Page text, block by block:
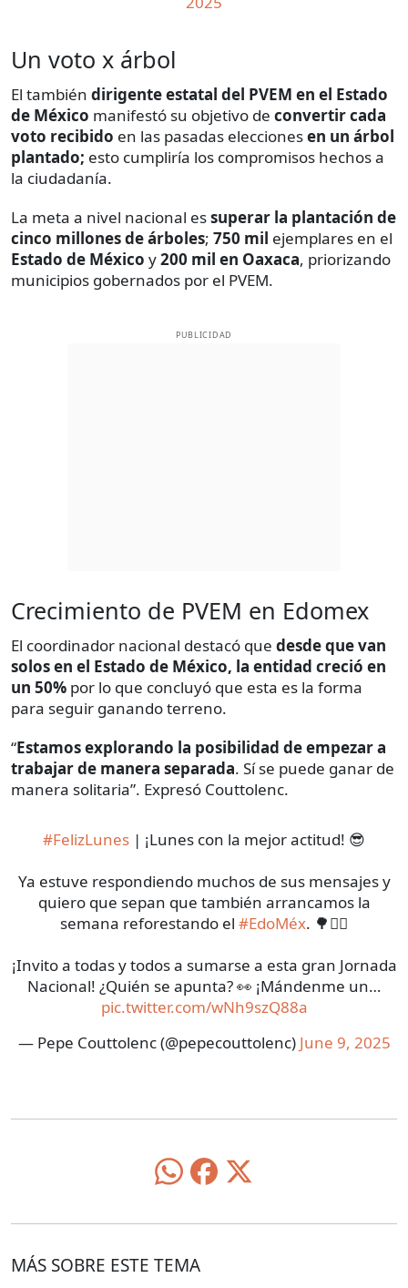
Un voto x árbol
El también dirigente estatal del PVEM en el Estado
de México manifestó su objetivo de convertir cada
voto recibido en las pasadas eleccionesen un árbol
plantado; esto cumpliría los compromisos hechos a
la ciudadanía.
La meta a nivel nacional essuperar la plantación de
cinco millones de árboles; 750 mil ejemplares en el
Estado de México y200 mil en Oaxaca, priorizando
municipios gobernados por el PVEM.
PUBLICIDAD
Crecimiento de PVEM en Edomex
El coordinador nacional destacó que desde que van
solos en el Estado de México, la entidad creció en
un 50% por lo que concluyó que esta es la forma
para seguir ganando terreno.
“Estamos explorando la posibilidad de empezar a
trabajar de manera separada. Sí se puede ganar de
manera solitaria”. Expresó Couttolenc.
#FelizLunes | ¡Lunes con la mejor actitud! 😎
Ya estuve respondiendo muchos de sus mensajes y
quiero que sepan que también arrancamos la
semana reforestando el #EdoMéx. 🌳☝🏻
¡Invito a todas y todos a sumarse a esta gran Jornada
Nacional! ¿Quién se apunta? 👀 ¡Mándenme un…
pic.twitter.com/wNh9szQ88a
— Pepe Couttolenc (@pepecouttolenc) June 9, 2025
MÁS SOBRE ESTE TEMA